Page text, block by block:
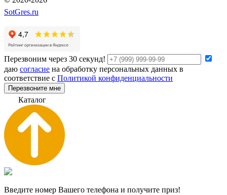
SotGres.ru
Перезвоним через 30 секунд!
даю согласие на обработку персональных данных в
соответствие с Политикой конфиденциальности
Перезвоните мне
Каталог
Введите номер Вашего телефона и получите приз!